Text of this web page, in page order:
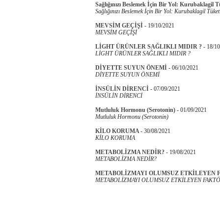
Sağlığınızı Beslemek İçin Bir Yol: Kurubaklagil
Sağlığınızı Beslemek İçin Bir Yol: Kurubaklagil
MEVSİM GEÇİŞİ - 19/10/2021
MEVSİM GEÇİŞİ
LİGHT ÜRÜNLER SAĞLIKLI MIDIR ? - 18/
LİGHT ÜRÜNLER SAĞLIKLI MIDIR ?
DİYETTE SUYUN ÖNEMİ - 06/10/2021
DİYETTE SUYUN ÖNEMİ
İNSÜLİN DİRENCİ - 07/09/2021
İNSÜLİN DİRENCİ
Mutluluk Hormonu (Serotonin) - 01/09/2021
Mutluluk Hormonu (Serotonin)
KİLO KORUMA- 30/08/2021
KİLO KORUMA
METABOLİZMA NEDİR? - 19/08/2021
METABOLİZMA NEDİR?
METABOLİZMAYI OLUMSUZ ETKİLEYEN
METABOLİZMAYI OLUMSUZ ETKİLEYEN